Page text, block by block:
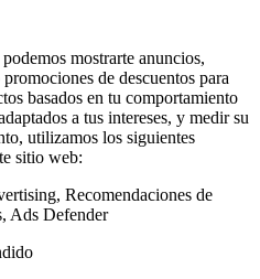
mostrarte anuncios,
de descuentos para
basados en tu comportamiento
a tus intereses, y medir su
utilizamos los siguientes
sitio web:
Recomendaciones de
Ads Defender